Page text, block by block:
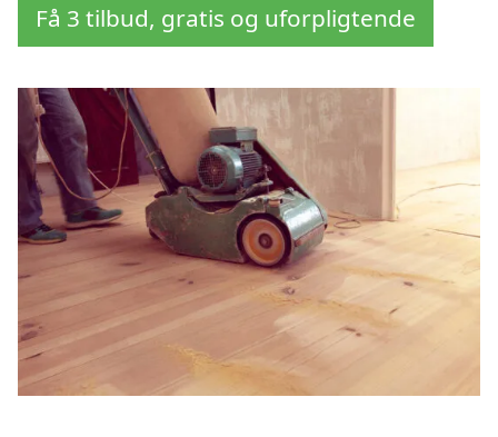
Få 3 tilbud, gratis og uforpligtende